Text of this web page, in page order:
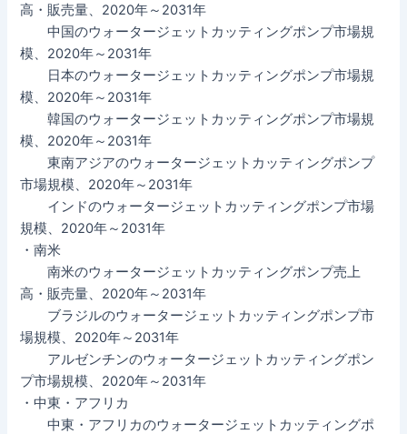
高・販売量、2020年～2031年
中国のウォータージェットカッティングポンプ市場規
模、2020年～2031年
日本のウォータージェットカッティングポンプ市場規
模、2020年～2031年
韓国のウォータージェットカッティングポンプ市場規
模、2020年～2031年
東南アジアのウォータージェットカッティングポンプ
市場規模、2020年～2031年
インドのウォータージェットカッティングポンプ市場
規模、2020年～2031年
・南米
南米のウォータージェットカッティングポンプ売上
高・販売量、2020年～2031年
ブラジルのウォータージェットカッティングポンプ市
場規模、2020年～2031年
アルゼンチンのウォータージェットカッティングポン
プ市場規模、2020年～2031年
・中東・アフリカ
中東・アフリカのウォータージェットカッティングポ